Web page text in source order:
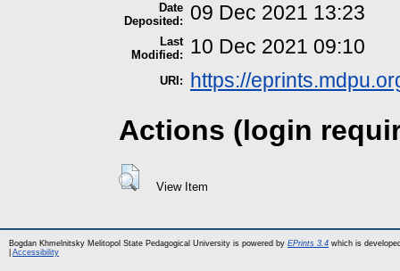
Date
Deposited:
09 Dec 2021 13:23
Last
Modified:
10 Dec 2021 09:10
URI: https://
Actions (login
View Item
Bogdan Khmelnitsky Melitopol State Pedagogical University is powered by EPrints 3.4 which is
Accessibility